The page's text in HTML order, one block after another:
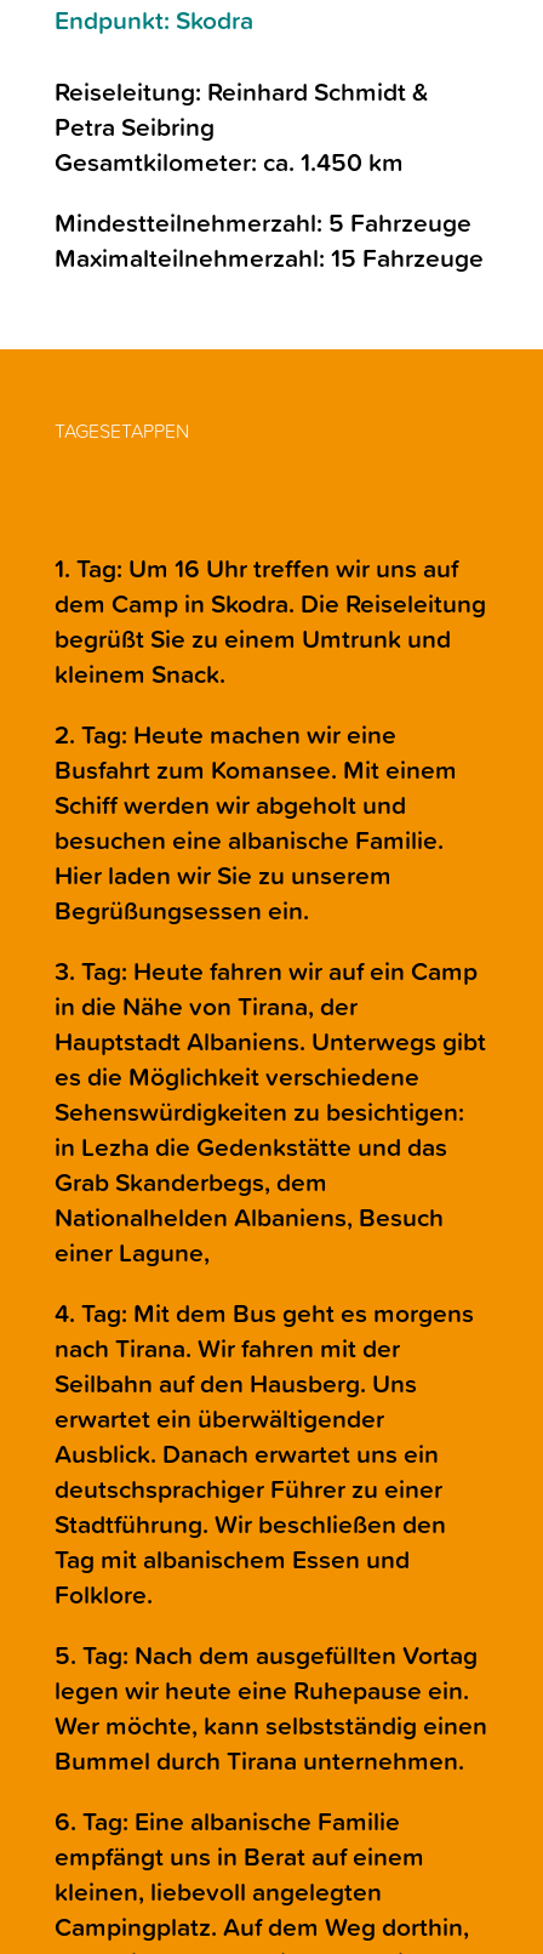
Endpunkt: Skodra
Reiseleitung: Reinhard Schmidt &
Petra Seibring
Gesamtkilometer: ca. 1.450 km
Mindestteilnehmerzahl: 5 Fahrzeuge
Maximalteilnehmerzahl: 15 Fahrzeuge
TAGESETAPPEN
1. Tag: Um 16 Uhr treffen wir uns auf
dem Camp in Skodra. Die Reiseleitung
begrüßt Sie zu einem Umtrunk und
kleinem Snack.
2. Tag: Heute machen wir eine
Busfahrt zum Komansee. Mit einem
Schiff werden wir abgeholt und
besuchen eine albanische Familie.
Hier laden wir Sie zu unserem
Begrüßungsessen ein.
3. Tag: Heute fahren wir auf ein Camp
in die Nähe von Tirana, der
Hauptstadt Albaniens. Unterwegs gibt
es die Möglichkeit verschiedene
Sehenswürdigkeiten zu besichtigen:
in Lezha die Gedenkstätte und das
Grab Skanderbegs, dem
Nationalhelden Albaniens, Besuch
einer Lagune,
4. Tag: Mit dem Bus geht es morgens
nach Tirana. Wir fahren mit der
Seilbahn auf den Hausberg. Uns
erwartet ein überwältigender
Ausblick. Danach erwartet uns ein
deutschsprachiger Führer zu einer
Stadtführung. Wir beschließen den
Tag mit albanischem Essen und
Folklore.
5. Tag: Nach dem ausgefüllten Vortag
legen wir heute eine Ruhepause ein.
Wer möchte, kann selbstständig einen
Bummel durch Tirana unternehmen.
6. Tag: Eine albanische Familie
empfängt uns in Berat auf einem
kleinen, liebevoll angelegten
Campingplatz. Auf dem Weg dorthin,